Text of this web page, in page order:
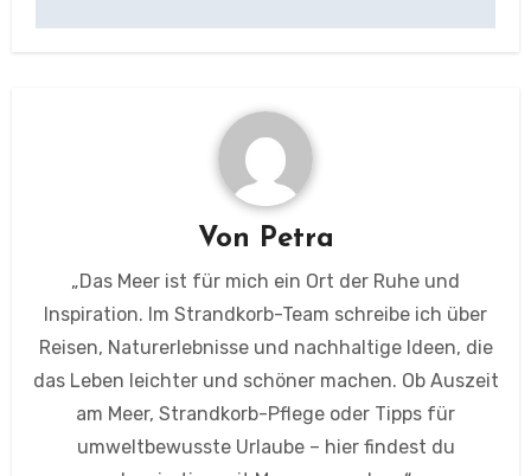
Von Petra
„Das Meer ist für mich ein Ort der Ruhe und
Inspiration. Im Strandkorb-Team schreibe ich über
Reisen, Naturerlebnisse und nachhaltige Ideen, die
das Leben leichter und schöner machen. Ob Auszeit
am Meer, Strandkorb-Pflege oder Tipps für
umweltbewusste Urlaube – hier findest du